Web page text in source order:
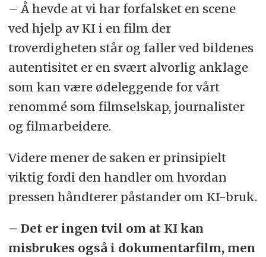
– Å hevde at vi har forfalsket en scene
ved hjelp av KI i en film der
troverdigheten står og faller ved bildenes
autentisitet er en svært alvorlig anklage
som kan være ødeleggende for vårt
renommé som filmselskap, journalister
og filmarbeidere.
Videre mener de saken er prinsipielt
viktig fordi den handler om hvordan
pressen håndterer påstander om KI-bruk.
– Det er ingen tvil om at KI kan
misbrukes også i dokumentarfilm, men